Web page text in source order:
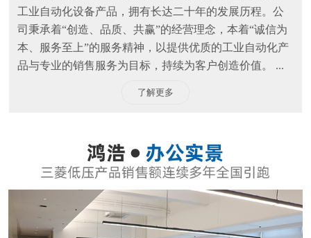
工业自动化设备产品，拥有长达二十年的发展历程。公
司秉承着“创造、品质、共赢”的经营理念，本着“诚信为
本、服务至上”的服务精神，以提供优质的工业自动化产
品与专业的销售服务为目标，持续为客户创造价值。 ...
了解更多